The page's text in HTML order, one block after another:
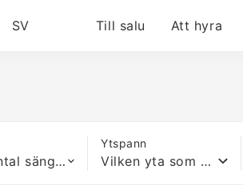
SV Till salu Att hyra
Vilket antal sängar som helst
Ytspann
Vilken yta som helst